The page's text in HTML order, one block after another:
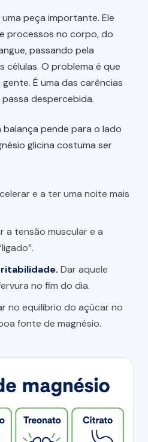
peça importante. Ele
processos no corpo, do
passando pela
células. O problema é que
É uma das carências
despercebida.
balança pende para o lado
glicina costuma ser
e a ter uma noite mais
a tensão muscular e a
Dar aquele
no fim do dia.
no equilíbrio do açúcar no
fonte de magnésio.